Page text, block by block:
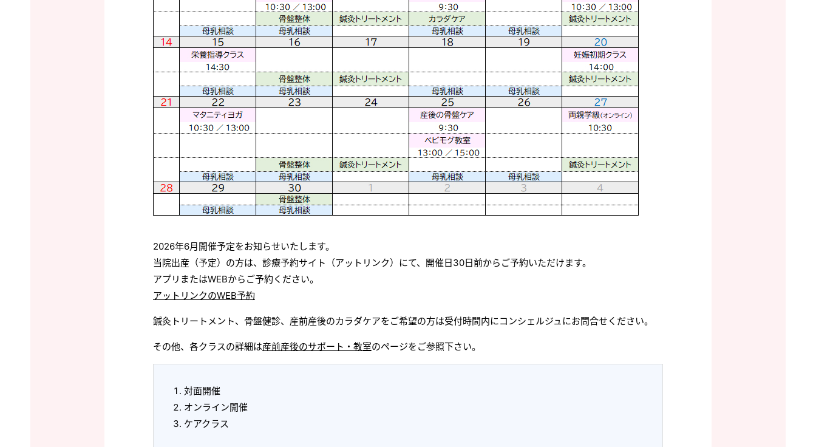
2026年6月開催予定をお知らせいたします。
当院出産（予定）の方は、診療予約サイト（アットリンク）にて、開催日30日前からご予約いただけます。
アプリまたはWEBからご予約ください。
アットリンクのWEB予約
鍼灸トリートメント、骨盤健診、産前産後のカラダケアをご希望の方は受付時間内にコンシェルジュにお問合せください。
その他、各クラスの詳細は産前産後のサポート・教室のページをご参照下さい。
対面開催
オンライン開催
ケアクラス